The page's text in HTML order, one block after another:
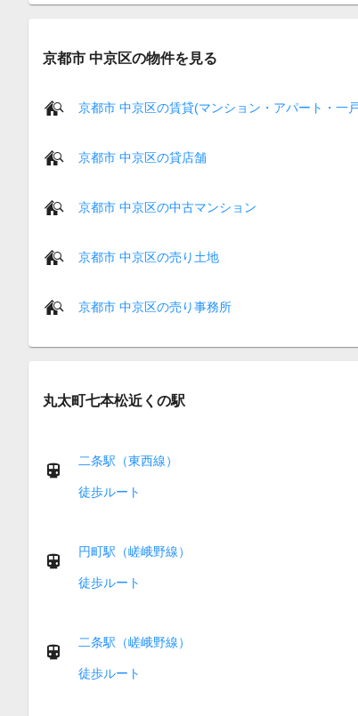
京都市 中京区の物件を見る
京都市 中京区の賃貸(マンション・アパート・一
京都市 中京区の貸店舗
京都市 中京区の中古マンション
京都市 中京区の売り土地
京都市 中京区の売り事務所
丸太町七本松近くの駅
二条駅（東西線）
徒歩ルート
円町駅（嵯峨野線）
徒歩ルート
二条駅（嵯峨野線）
徒歩ルート